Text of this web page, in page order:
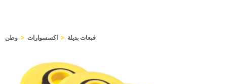
وطن > اكسسوارات > قبعات بديلة